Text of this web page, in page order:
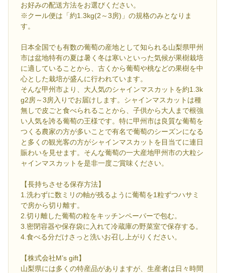
お好みの配送方法をお選びください。
※クール便は「約1.3kg(2～3房)」の規格のみとなりま
す。
日本全国でも有数の葡萄の産地として知られる山梨県甲州
市は盆地特有の夏は暑く冬は寒いといった気候が果樹栽培
に適していることから、古くから葡萄や桃などの果樹を中
心とした栽培が盛んに行われています。
そんな甲州市より、大人気のシャインマスカットを約1.3k
g2房～3房入りでお届けします。シャインマスカットは種
無しで皮ごと食べられることから、子供から大人まで根強
い人気を誇る葡萄の王様です。特に甲州市は良質な葡萄を
つくる農家の方が多いことで有名で葡萄のシーズンになる
と多くの観光客の方がシャインマスカットを目当てに連日
賑わいを見せます。そんな葡萄の一大産地甲州市の大粒シ
ャインマスカットを是非一度ご賞味ください。
【長持ちさせる保存方法】
1.洗わずに数ミリの軸が残るように葡萄を1粒ずつハサミ
で房から切り離す。
2.切り離した葡萄の粒をキッチンペーパーで包む。
3.密閉容器や保存袋に入れて冷蔵庫の野菜室で保存する。
4.食べる分だけさっと洗いお召し上がりください。
【株式会社M’s gift】
山梨県には多くの特産品がありますが、生産者は日々時間